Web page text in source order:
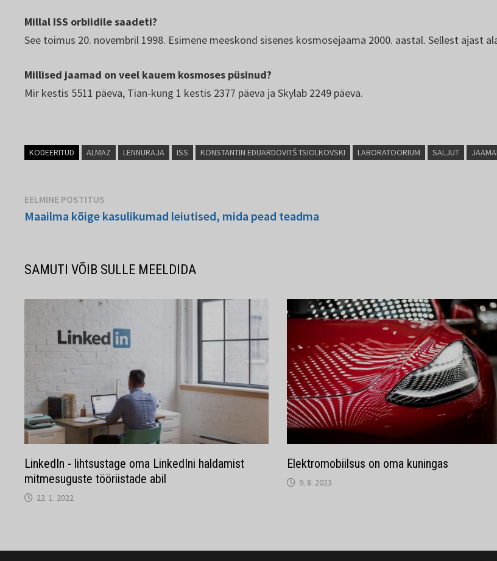
Millal ISS orbiidile saadeti?
See toimus 20. novembril 1998. Esimene meeskond sisenes kosmosejaama 2000. aastal. Sellest ajast
Millised jaamad on veel kauem kosmoses püsinud?
Mir kestis 5511 päeva, Tian-kung 1 kestis 2377 päeva ja Skylab 2249 päeva.
KODEERITUD ALMAZ LENNURAJA ISS KONSTANTIN EDUARDOVITŠ TSIOLKOVSKI LABORATOORIUM SALJUT
Navigeerimine
EELMINE POSTITUS
postitus:
Maailma kõige kasulikumad leiutised, mida pead teadma
SAMUTI VÕIB SULLE MEELDIDA
LinkedIn - lihtsustage oma LinkedIni haldamist
mitmesuguste tööriistade abil
22. 1. 2022
Elektromobiilsus on oma kuningas
9. 8. 2023